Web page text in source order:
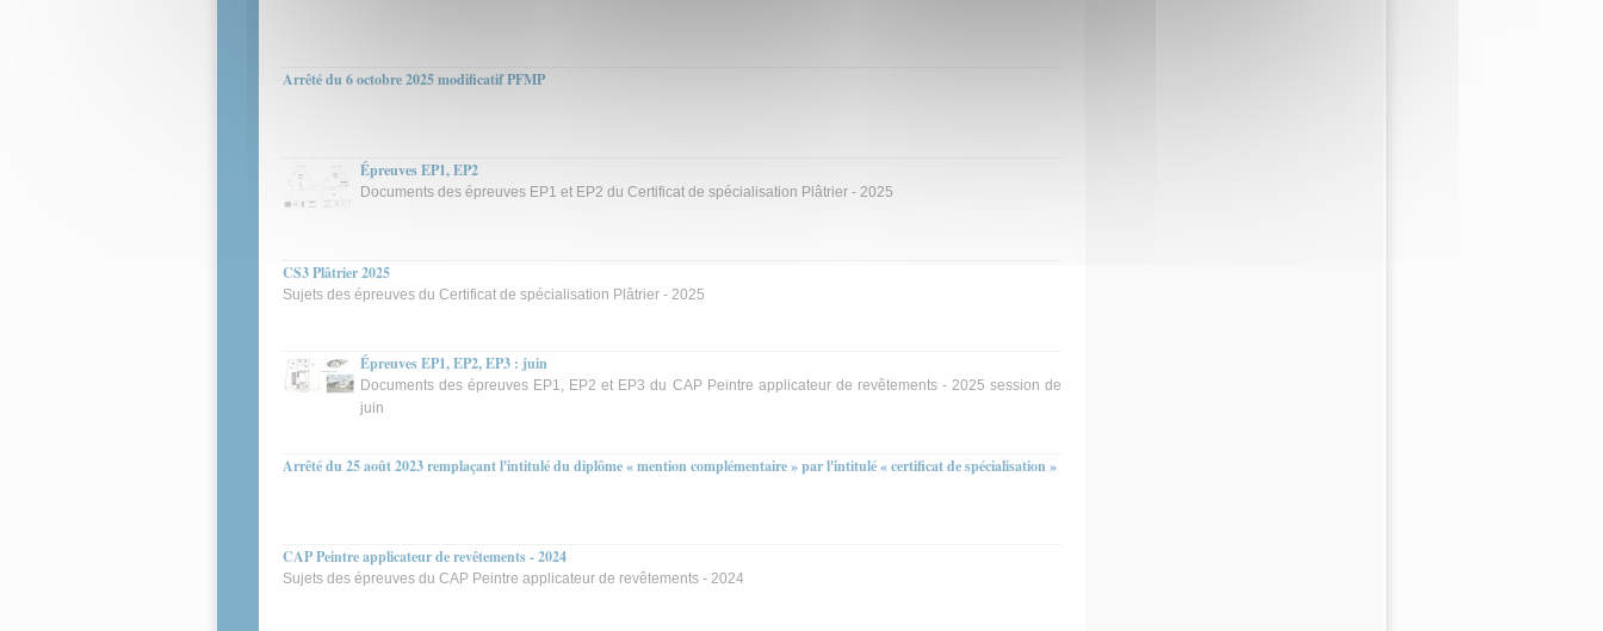
Arrêté du 6 octobre 2025 modificatif PFMP
Épreuves EP1, EP2
Documents des épreuves EP1 et EP2 du Certificat de spécialisation Plâtrier - 2025
CS3 Plâtrier 2025
Sujets des épreuves du Certificat de spécialisation Plâtrier - 2025
Épreuves EP1, EP2, EP3 : juin
Documents des épreuves EP1, EP2 et EP3 du CAP Peintre applicateur de revêtements - 2025 session de
juin
Arrêté du 25 août 2023 remplaçant l'intitulé du diplôme « mention complémentaire » par l'intitulé « certificat de spécialisation »
CAP Peintre applicateur de revêtements - 2024
Sujets des épreuves du CAP Peintre applicateur de revêtements - 2024